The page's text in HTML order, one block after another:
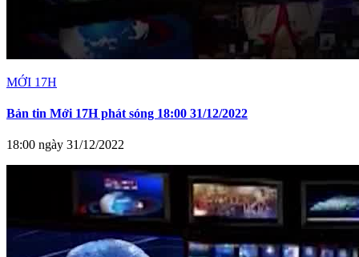
MỚI 17H
Bản tin Mới 17H phát sóng 18:00 31/12/2022
18:00 ngày 31/12/2022